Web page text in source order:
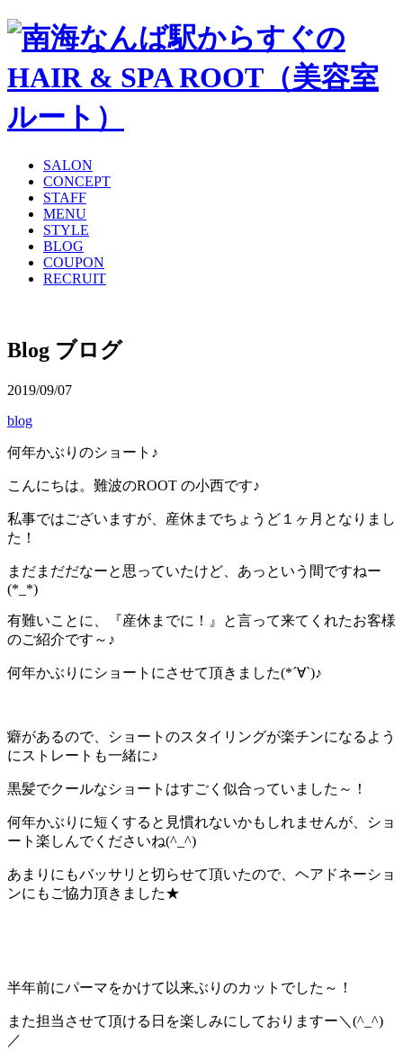
SALON
CONCEPT
STAFF
MENU
STYLE
BLOG
COUPON
RECRUIT
Blog ブログ
2019/09/07
blog
何年かぶりのショート♪
こんにちは。難波のROOT の小西です♪
私事ではございますが、産休までちょうど１ヶ月となりまし
た！
まだまだだなーと思っていたけど、あっという間ですねー
(*_*)
有難いことに、『産休までに！』と言って来てくれたお客様
のご紹介です～♪
何年かぶりにショートにさせて頂きました(*´∀`)♪
癖があるので、ショートのスタイリングが楽チンになるよう
にストレートも一緒に♪
黒髪でクールなショートはすごく似合っていました～！
何年かぶりに短くすると見慣れないかもしれませんが、ショ
ート楽しんでくださいね(^_^)
あまりにもバッサリと切らせて頂いたので、ヘアドネーショ
ンにもご協力頂きました★
半年前にパーマをかけて以来ぶりのカットでした～！
また担当させて頂ける日を楽しみにしておりますー＼(^_^)
／